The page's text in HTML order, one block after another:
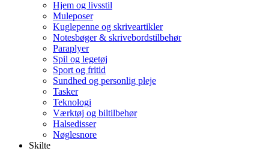
Hjem og livsstil
Muleposer
Kuglepenne og skriveartikler
Notesbøger & skrivebordstilbehør
Paraplyer
Spil og legetøj
Sport og fritid
Sundhed og personlig pleje
Tasker
Teknologi
Værktøj og biltilbehør
Halsedisser
Nøglesnore
Skilte